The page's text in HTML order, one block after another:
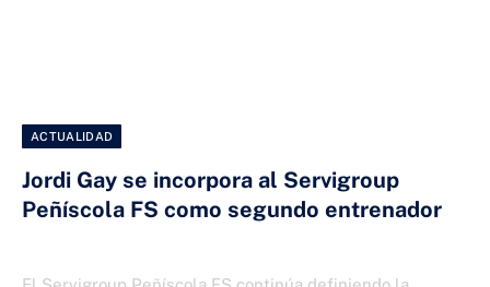
ACTUALIDAD
Jordi Gay se incorpora al Servigroup
Peñíscola FS como segundo entrenador